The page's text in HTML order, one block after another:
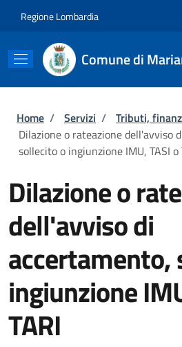
Regione Lombardia
Comune di
Briciole di pane
Home / Servizi / Tributi,
Dilazione o rateazione dell'avviso
sollecito o ingiunzione IMU, TASI o
Dilazione o
dell'avviso di
accertamento,
ingiunzione
TARI